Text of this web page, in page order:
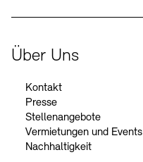
Über Uns
Kontakt
Presse
Stellenangebote
Vermietungen und Events
Nachhaltigkeit